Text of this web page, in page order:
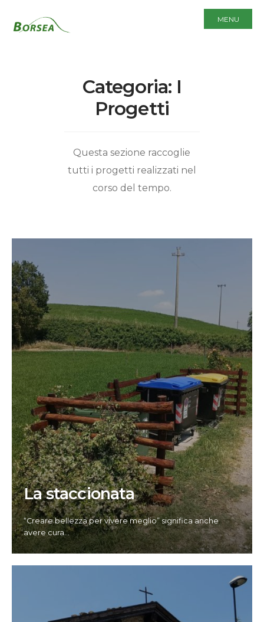
MENU
Categoria: I
Progetti
Questa sezione raccoglie
tutti i progetti realizzati nel
corso del tempo.
La staccionata
“Creare bellezza per vivere meglio” significa anche
avere cura...